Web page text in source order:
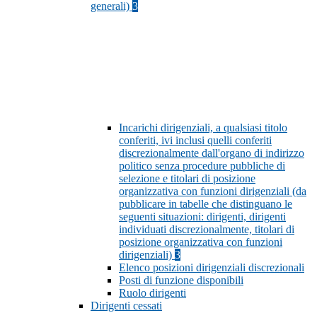
generali) 3
Incarichi dirigenziali, a qualsiasi titolo
conferiti, ivi inclusi quelli conferiti
discrezionalmente dall'organo di indirizzo
politico senza procedure pubbliche di
selezione e titolari di posizione
organizzativa con funzioni dirigenziali (da
pubblicare in tabelle che distinguano le
seguenti situazioni: dirigenti, dirigenti
individuati discrezionalmente, titolari di
posizione organizzativa con funzioni
dirigenziali) 3
Elenco posizioni dirigenziali discrezionali
Posti di funzione disponibili
Ruolo dirigenti
Dirigenti cessati